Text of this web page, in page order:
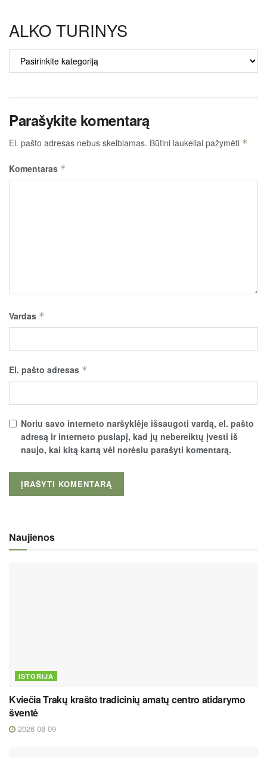
ALKO TURINYS
ALKO
TURINYS
Parašykite komentarą
El. pašto adresas nebus skelbiamas. Būtini laukeliai pažymėti *
Komentaras *
Vardas *
El. pašto adresas *
Noriu savo interneto naršyklėje išsaugoti vardą, el. pašto
adresą ir interneto puslapį, kad jų nebereiktų įvesti iš
naujo, kai kitą kartą vėl norėsiu parašyti komentarą.
Naujienos
ISTORIJA
Kviečia Trakų krašto tradicinių amatų centro atidarymo
šventė
2026 08 09